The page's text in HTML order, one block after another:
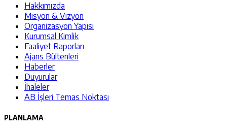
Hakkımızda
Misyon & Vizyon
Organizasyon Yapısı
Kurumsal Kimlik
Faaliyet Raporları
Ajans Bültenleri
Haberler
Duyurular
İhaleler
AB İşleri Temas Noktası
PLANLAMA